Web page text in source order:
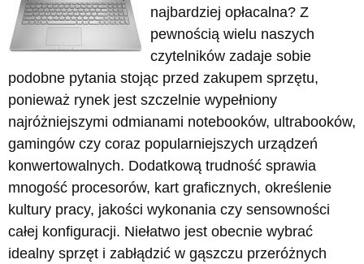
najbardziej opłacalna? Z
pewnością wielu naszych
czytelników zadaje sobie
podobne pytania stojąc przed zakupem sprzętu,
ponieważ rynek jest szczelnie wypełniony
najróżniejszymi odmianami notebooków, ultrabooków,
gamingów czy coraz popularniejszych urządzeń
konwertowalnych. Dodatkową trudność sprawia
mnogość procesorów, kart graficznych, określenie
kultury pracy, jakości wykonania czy sensowności
całej konfiguracji. Niełatwo jest obecnie wybrać
idealny sprzęt i zabłądzić w gąszczu przeróżnych